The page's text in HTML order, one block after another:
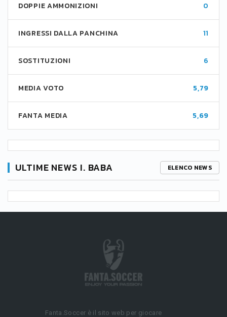
DOPPIE AMMONIZIONI 0
INGRESSI DALLA PANCHINA 11
SOSTITUZIONI 6
MEDIA VOTO 5,79
FANTA MEDIA 5,69
ULTIME NEWS I. BABA ELENCO NEWS
Fanta.Soccer è il sito web per giocare